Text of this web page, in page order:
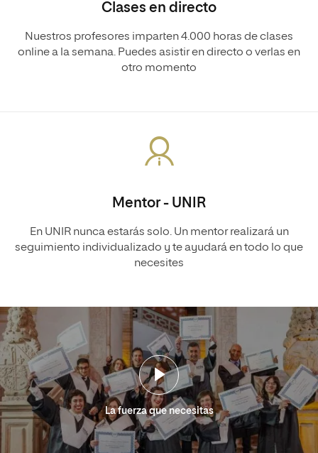
Clases en directo
Nuestros profesores imparten 4.000 horas de clases
online a la semana. Puedes asistir en directo o verlas en
otro momento
Mentor - UNIR
En UNIR nunca estarás solo. Un mentor realizará un
seguimiento individualizado y te ayudará en todo lo que
necesites
La fuerza que necesitas